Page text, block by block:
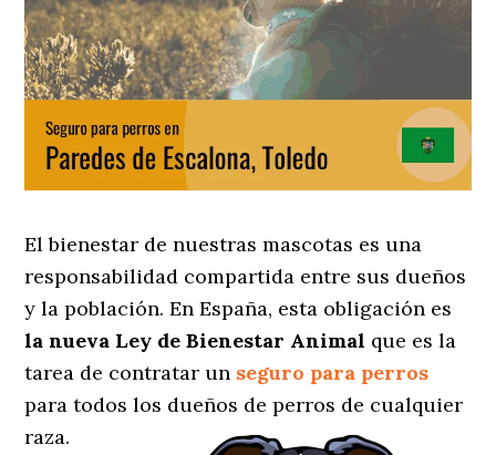
El bienestar de nuestras mascotas es una
responsabilidad compartida entre sus dueños
y la población. En España, esta obligación es
la nueva Ley de Bienestar Animal que es la
tarea de contratar un seguro para perros
para todos los dueños de perros de cualquier
raza.